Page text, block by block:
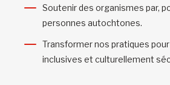
Soutenir des organismes par,
personnes autochtones.
Transformer nos pratiques pour
inclusives et culturellement